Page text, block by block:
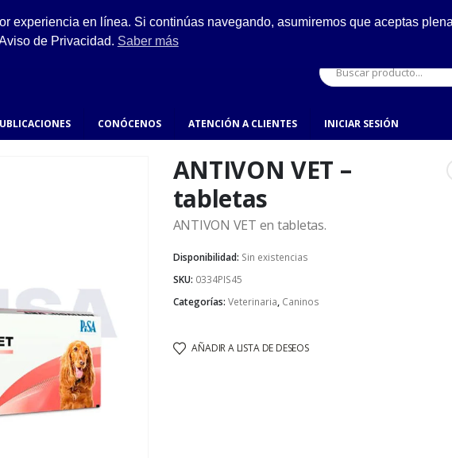
Gustavo A. Madero. hola@fynsa.mx
CONÓCENOS ATENCIÓN A CLIENTES INICIAR SESIÓN
ANTIVON VET –
tabletas
ANTIVON VET en tabletas.
Disponibilidad: Sin existencias
SKU: 0334PIS45
Categorías: Veterinaria, Caninos
AÑADIR A LISTA DE DESEOS
experiencia en línea. Si continúas navegando, asumiremos que aceptas
de Privacidad. Saber más